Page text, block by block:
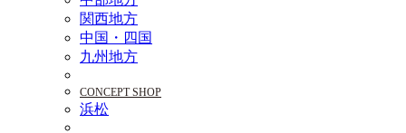
関西地方
中国・四国
九州地方
CONCEPT SHOP
浜松